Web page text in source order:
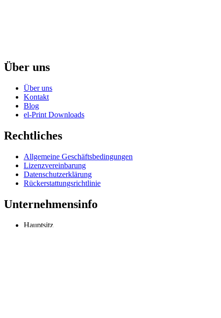
Über uns
Über uns
Kontakt
Blog
el-Print Downloads
Rechtliches
Allgemeine Geschäftsbedingungen
Lizenzvereinbarung
Datenschutzerklärung
Rückerstattungsrichtlinie
Unternehmensinfo
Hauptsitz